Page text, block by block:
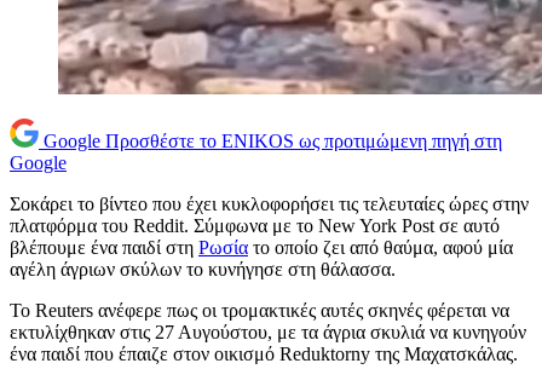
Google Προσθέστε το ENIKOS ως προτιμώμενη πηγή στη
Google
Σοκάρει το βίντεο που έχει κυκλοφορήσει τις τελευταίες ώρες στην
πλατφόρμα του Reddit. Σύμφωνα με το New York Post σε αυτό
βλέπουμε ένα παιδί στη Ρωσία το οποίο ζει από θαύμα, αφού μία
αγέλη άγριων σκύλων το κυνήγησε στη θάλασσα.
Το Reuters ανέφερε πως οι τρομακτικές αυτές σκηνές φέρεται να
εκτυλίχθηκαν στις 27 Αυγούστου, με τα άγρια σκυλιά να κυνηγούν
ένα παιδί που έπαιζε στον οικισμό Reduktorny της Μαχατσκάλας.